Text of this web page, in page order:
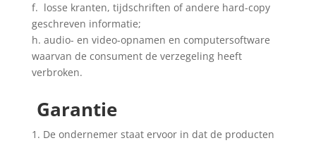
f. losse kranten, tijdschriften of andere hard-copy
geschreven informatie;
h. audio- en video-opnamen en computersoftware
waarvan de consument de verzegeling heeft
verbroken.
Garantie
De ondernemer staat ervoor in dat de producten